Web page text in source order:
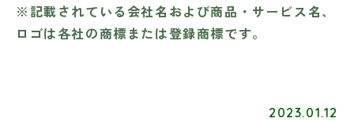
※記載されている会社名および商品・サービス名、
ロゴは各社の商標または登録商標です。
2023.01.12